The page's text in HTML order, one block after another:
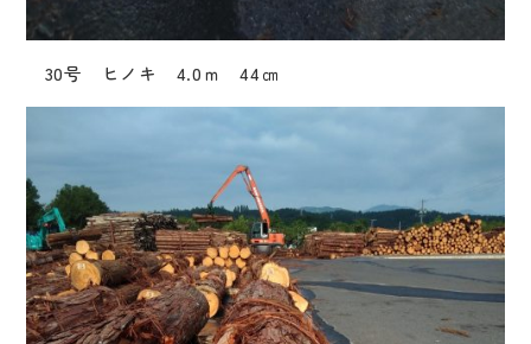
30号 ヒノキ 4.0ｍ 44㎝